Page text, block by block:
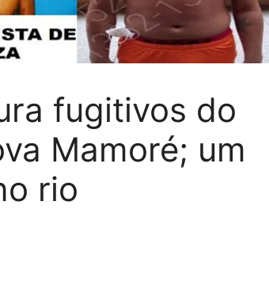
fugitivos do
Mamoré; um
rio